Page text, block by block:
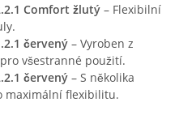
Comfort žlutý – Flexibilní
červený – Vyroben z
všestranné použití.
červený – S několika
maximální flexibilitu.